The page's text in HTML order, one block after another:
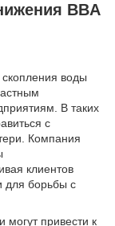
BBA
воды
В таких
с
Компания
клиентов
борьбы с
привести к